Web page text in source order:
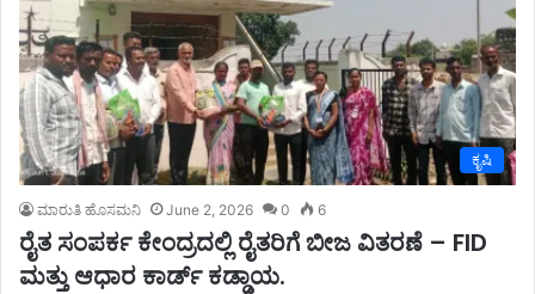
ಕೃಷಿ
ಮಾರುತಿ ಹೊಸಮನಿ June 2, 2026 0 6
ರೈತ ಸಂಪರ್ಕ ಕೇಂದ್ರದಲ್ಲಿ ರೈತರಿಗೆ ಬೀಜ ವಿತರಣೆ – FID
ಮತ್ತು ಆಧಾರ ಕಾರ್ಡ್ ಕಡ್ಡಾಯ.